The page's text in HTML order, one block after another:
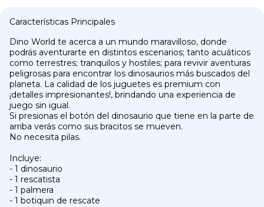
Características Principales
Dino World te acerca a un mundo maravilloso, donde
podrás aventurarte en distintos escenarios; tanto acuáticos
como terrestres; tranquilos y hostiles; para revivir aventuras
peligrosas para encontrar los dinosaurios más buscados del
planeta. La calidad de los juguetes es premium con
¡detalles impresionantes!, brindando una experiencia de
juego sin igual.
Si presionas el botón del dinosaurio que tiene en la parte de
arriba verás como sus bracitos se mueven.
No necesita pilas.
Incluye:
- 1 dinosaurio
- 1 rescatista
- 1 palmera
- 1 botiquin de rescate